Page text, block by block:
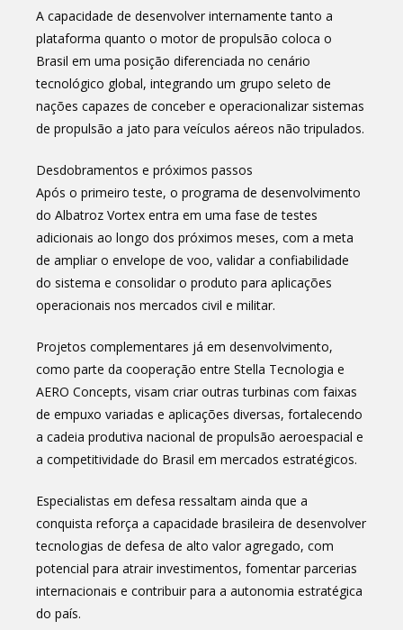
A capacidade de desenvolver internamente tanto a
plataforma quanto o motor de propulsão coloca o
Brasil em uma posição diferenciada no cenário
tecnológico global, integrando um grupo seleto de
nações capazes de conceber e operacionalizar sistemas
de propulsão a jato para veículos aéreos não tripulados.
Desdobramentos e próximos passos
Após o primeiro teste, o programa de desenvolvimento
do Albatroz Vortex entra em uma fase de testes
adicionais ao longo dos próximos meses, com a meta
de ampliar o envelope de voo, validar a confiabilidade
do sistema e consolidar o produto para aplicações
operacionais nos mercados civil e militar.
Projetos complementares já em desenvolvimento,
como parte da cooperação entre Stella Tecnologia e
AERO Concepts, visam criar outras turbinas com faixas
de empuxo variadas e aplicações diversas, fortalecendo
a cadeia produtiva nacional de propulsão aeroespacial e
a competitividade do Brasil em mercados estratégicos.
Especialistas em defesa ressaltam ainda que a
conquista reforça a capacidade brasileira de desenvolver
tecnologias de defesa de alto valor agregado, com
potencial para atrair investimentos, fomentar parcerias
internacionais e contribuir para a autonomia estratégica
do país.